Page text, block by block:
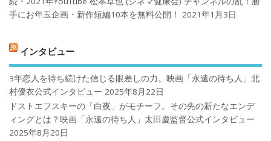
手にお年玉企画・新作短編10本を無料公開！
2021年1月3日
インタビュー
3年恋人を待ち続けた信じる眼差しの力。映画「永遠の待ち人」北
村優衣公式インタビュー 2025年8月22日
ドストエフスキーの「白夜」がモチーフ。その先の新たなエンデ
ィングとは？映画「永遠の待ち人」太田慶監督公式インタビュー
2025年8月20日